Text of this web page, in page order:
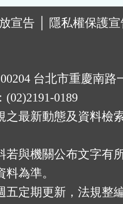
宣告
隱私權保護
台北市重慶南路
0189
之最新動態及資料檢
若與機關公布文字有
為準。
五定期更新，法規整